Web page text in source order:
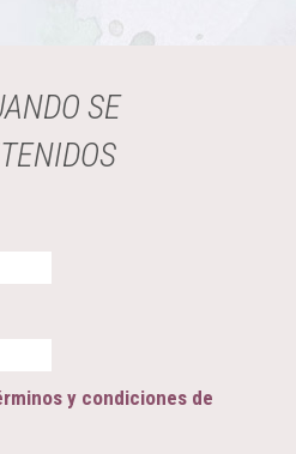
SE
y condiciones de